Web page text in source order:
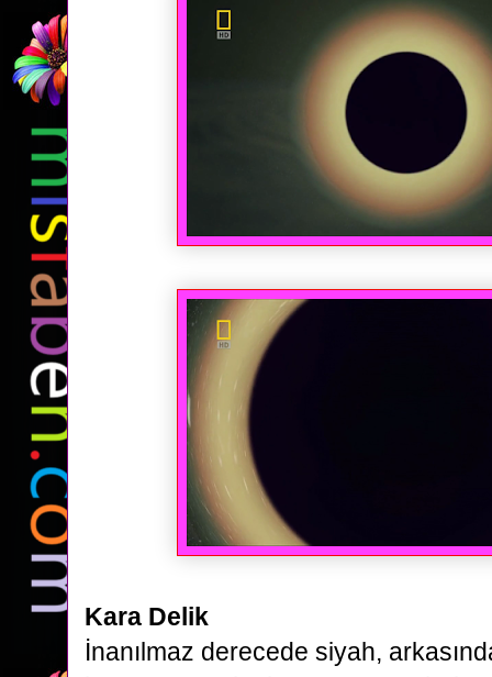
Kara Delik
İnanılmaz derecede siyah,